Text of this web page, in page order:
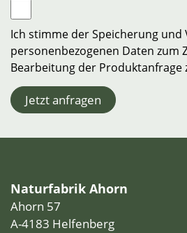
Ich stimme der Speicherung
personenbezogenen Daten zum
Bearbeitung der Produktanfrage
Jetzt anfragen
Naturfabrik Ahorn
Ahorn 57
A-4183 Helfenberg